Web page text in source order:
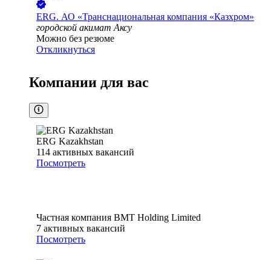
ERG. АО «Транснациональная компания «Казхром»
городской акимат Аксу
Можно без резюме
Откликнуться
Компании для вас
ERG Kazakhstan
114 активных вакансий
Посмотреть
Частная компания BMT Holding Limited
7 активных вакансий
Посмотреть